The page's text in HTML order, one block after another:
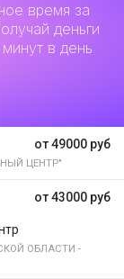
время за
деньги
в день
от 49000 руб
ЦЕНТР"
от 43000 руб
ОБЛАСТИ -